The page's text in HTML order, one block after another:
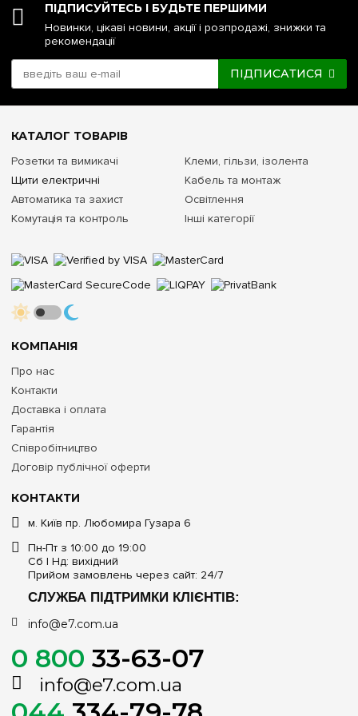
ПІДПИСУЙТЕСЬ І БУДЬТЕ ПЕРШИМИ
Новинки, цікаві новини, акції і розпродажі, знижки та
рекомендації
ПІДПИСАТИСЯ
КОНТАКТИ
м. Київ пр. Любомира Гузара 6
Пн-Пт з 10:00 до 19:00
Сб | Нд: вихідний
Прийом замовлень через сайт: 24/7
СЛУЖБА ПІДТРИМКИ КЛІЄНТІВ:
info@e7.com.ua
0 800 33-63-07
info@e7.com.ua
КОМПАНІЯ
Про нас
Контакти
Доставка і оплата
Гарантія
Співробітництво
Договір публічної оферти
КАТАЛОГ ТОВАРІВ
Розетки та вимикачі
Щити електричні
Автоматика та захист
Комутація та контроль
Клеми, гільзи, ізолента
Кабель та монтаж
Освітлення
Інші категорії